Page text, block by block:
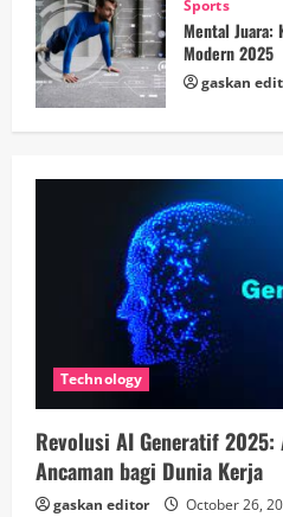
Sports
Mental Juara:
Modern 2025
gaskan
Technology
Revolusi AI Generatif
Ancaman bagi Dunia Kerja
gaskan editor October 26,